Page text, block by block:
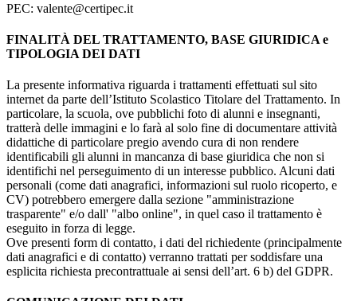
PEC: valente@certipec.it
FINALITÀ DEL TRATTAMENTO, BASE GIURIDICA e
TIPOLOGIA DEI DATI
La presente informativa riguarda i trattamenti effettuati sul sito
internet da parte dell’Istituto Scolastico Titolare del Trattamento. In
particolare, la scuola, ove pubblichi foto di alunni e insegnanti,
tratterà delle immagini e lo farà al solo fine di documentare attività
didattiche di particolare pregio avendo cura di non rendere
identificabili gli alunni in mancanza di base giuridica che non si
identifichi nel perseguimento di un interesse pubblico. Alcuni dati
personali (come dati anagrafici, informazioni sul ruolo ricoperto, e
CV) potrebbero emergere dalla sezione "amministrazione
trasparente" e/o dall' "albo online", in quel caso il trattamento è
eseguito in forza di legge.
Ove presenti form di contatto, i dati del richiedente (principalmente
dati anagrafici e di contatto) verranno trattati per soddisfare una
esplicita richiesta precontrattuale ai sensi dell’art. 6 b) del GDPR.